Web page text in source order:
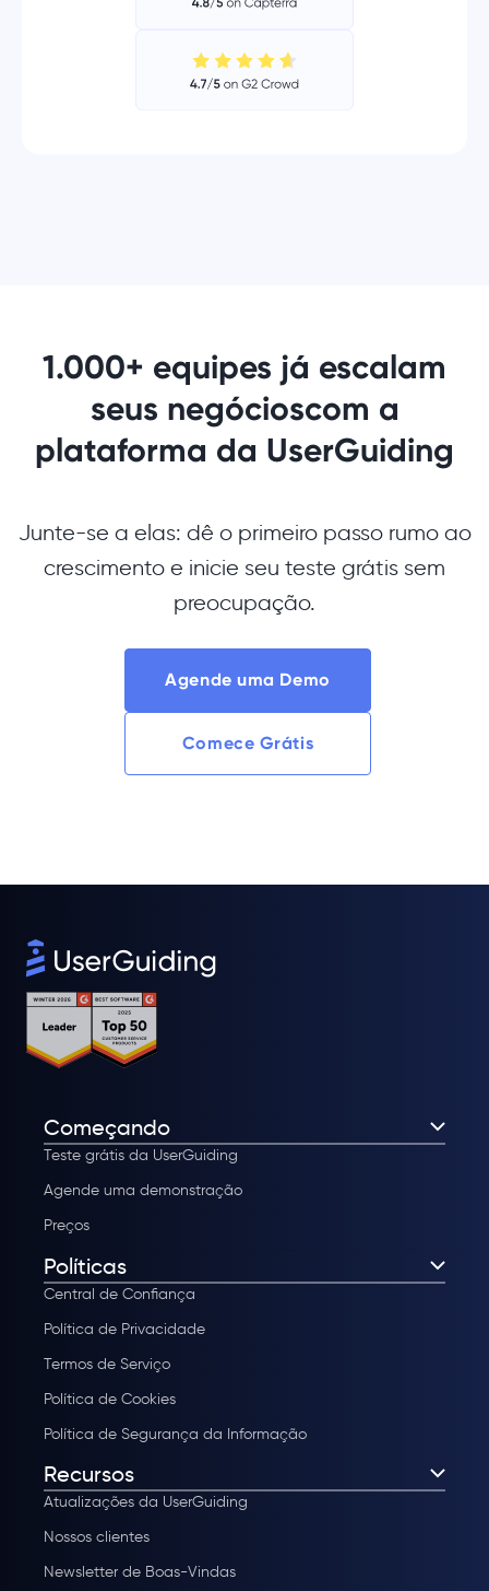
1.000+ equipes já escalam
seus negócioscom a
plataforma da UserGuiding
Junte-se a elas: dê o primeiro passo rumo ao
crescimento e inicie seu teste grátis sem
preocupação.
Agende uma Demo
Comece Grátis
Começando
Teste grátis da UserGuiding
Agende uma demonstração
Preços
Políticas
Central de Confiança
Política de Privacidade
Termos de Serviço
Política de Cookies
Política de Segurança da Informação
Recursos
Atualizações da UserGuiding
Nossos clientes
Newsletter de Boas-Vindas